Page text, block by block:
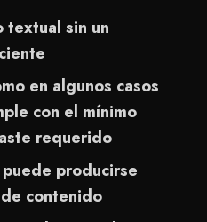
textual sin un
en algunos casos
con el mínimo
requerido
puede producirse
contenido